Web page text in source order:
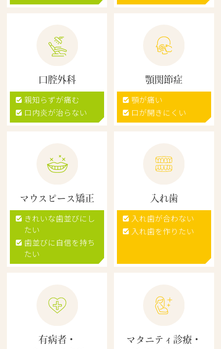
口腔外科
親知らずが痛む
口内炎が治らない
顎関節症
顎が痛い
口が開きにくい
マウスピース矯正
きれいな歯並びにし
たい
歯並びに自信を持ち
たい
入れ歯
入れ歯が合わない
入れ歯を作りたい
有病者・
マタニティ診療・